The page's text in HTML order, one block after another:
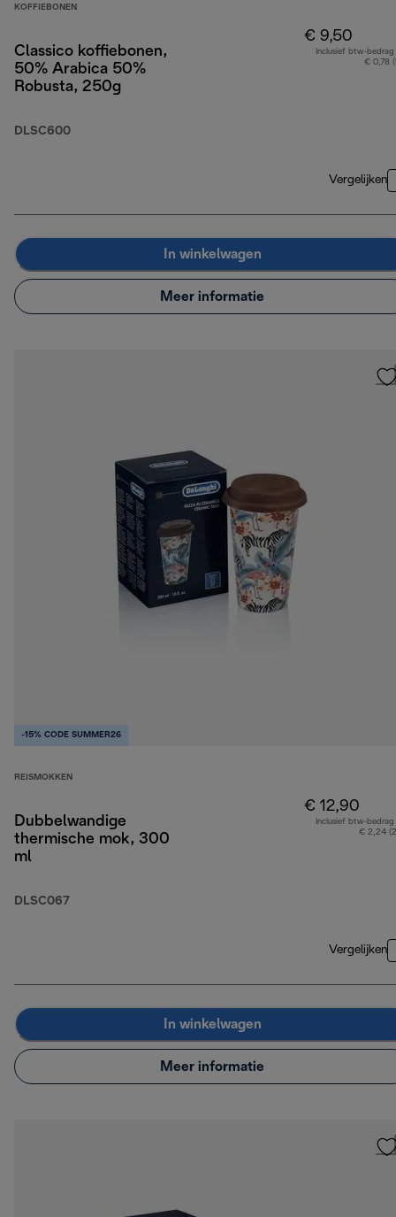
KOFFIEBONEN
Classico koffiebonen,
50% Arabica 50%
Robusta, 250g
DLSC600
€ 9,50
Inclusief btw-bedrag
€ 0,78
Vergelijken
In winkelwagen
Meer informatie
-15% CODE SUMMER26
REISMOKKEN
Dubbelwandige
thermische mok, 300
ml
DLSC067
€ 12,90
Inclusief btw-bedrag
€ 2,24
Vergelijken
In winkelwagen
Meer informatie